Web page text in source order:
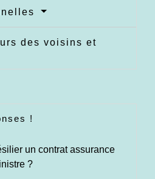
des voisins et
!
un contrat assurance
?